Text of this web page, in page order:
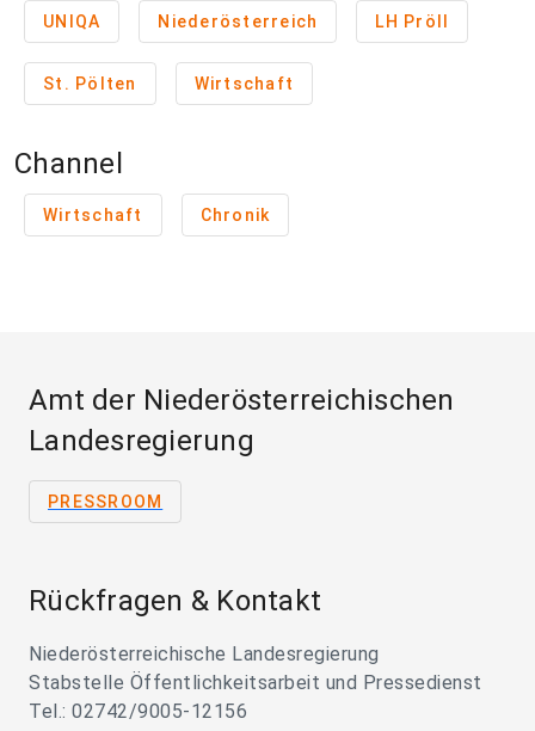
UNIQA Niederösterreich LH Pröll
St. Pölten Wirtschaft
Channel
Wirtschaft Chronik
Amt der Niederösterreichischen
Landesregierung
PRESSROOM
Rückfragen & Kontakt
Niederösterreichische Landesregierung
Stabstelle Öffentlichkeitsarbeit und Pressedienst
Tel.: 02742/9005-12156